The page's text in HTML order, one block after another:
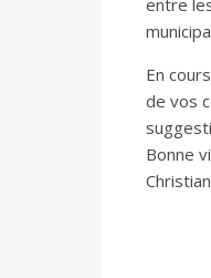
entre
En
de vos
Bonne